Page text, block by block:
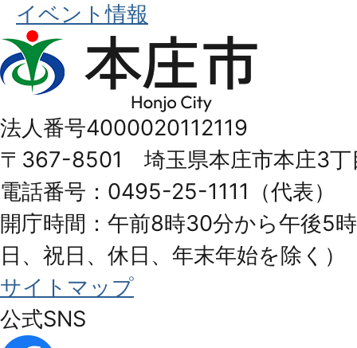
イベント情報
本
庄
Honjo
City
法人番号4000020112119
〒367-8501 埼玉県本庄市本庄3丁
電話番号：0495-25-1111（代表）
開庁時間：午前8時30分から午後5
日、祝日、休日、年末年始を除く）
サイトマップ
公式SNS